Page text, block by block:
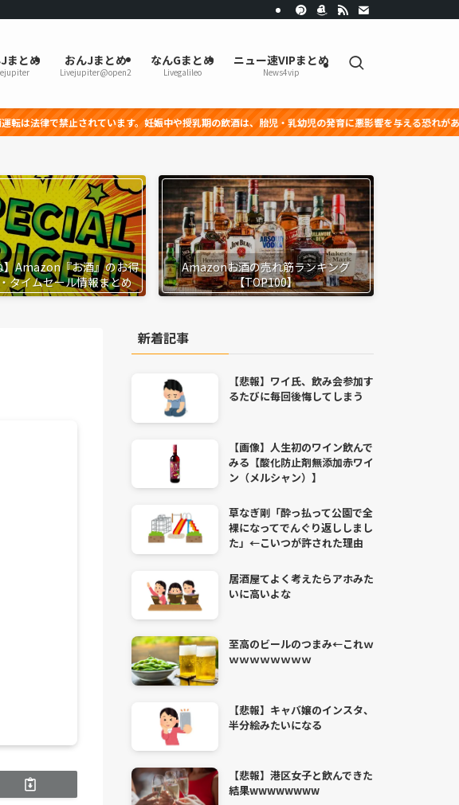
まとめ おんJまとめ
Livejupiter@open2
なんGまとめ
Livegalileo
ニュー速VIPまとめ
News4vip
されています。妊娠中や授乳期の飲酒は、胎児・乳幼児の発育に悪影響を与える恐れがあります。
】Amazon『お酒』のお得
タイムセール情報まとめ
Amazonお酒の売れ筋ランキング
【TOP100】
新着記事
【悲報】ワイ氏、飲み会参加す
るたびに毎回後悔してしまう
【画像】人生初のワイン飲んで
みる【酸化防止剤無添加赤ワイ
ン（メルシャン）】
草なぎ剛「酔っ払って公園で全
裸になってでんぐり返ししまし
た」←こいつが許された理由
居酒屋てよく考えたらアホみた
いに高いよな
至高のビールのつまみ←これｗ
ｗｗｗｗｗｗｗｗ
【悲報】キャバ嬢のインスタ、
半分絵みたいになる
【悲報】港区女子と飲んできた
結果wwwwwwww